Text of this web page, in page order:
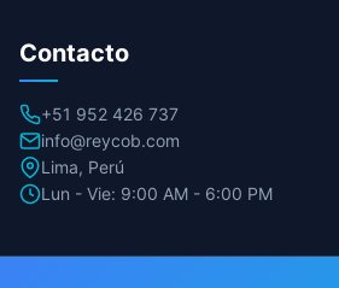
Contacto
+51 952 426 737
info@reycob.com
Lima, Perú
Lun - Vie: 9:00 AM - 6:00 PM